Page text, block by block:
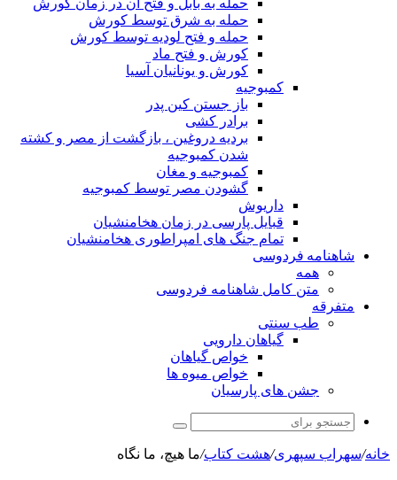
حمله به بابل و فتح آن در زمان کورش
حمله به شرق توسط کورش
حمله و فتح لودیه توسط کورش
کورش و فتح ماد
کورش و یونانیان آسیا
کمبوجیه
باز جستن کین پدر
برادر کشی
بردیه دروغین ، بازگشت از مصر و کشته
شدن کمبوجیه
کمبوجیه و مغان
گشودن مصر توسط کمبوجیه
داریوش
قبایل پارسی در زمان هخامنشیان
تمام جنگ های امپراطوری هخامنشیان
شاهنامه فردوسی
همه
متن کامل شاهنامه فردوسی
متفرقه
طب سنتی
گیاهان دارویی
خواص گیاهان
خواص میوه ها
جشن های پارسیان
جستجو
خانه/سهراب سپهری/هشت کتاب/ما هیچ، ما نگاه